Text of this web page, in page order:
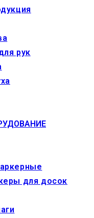
рук
для досок